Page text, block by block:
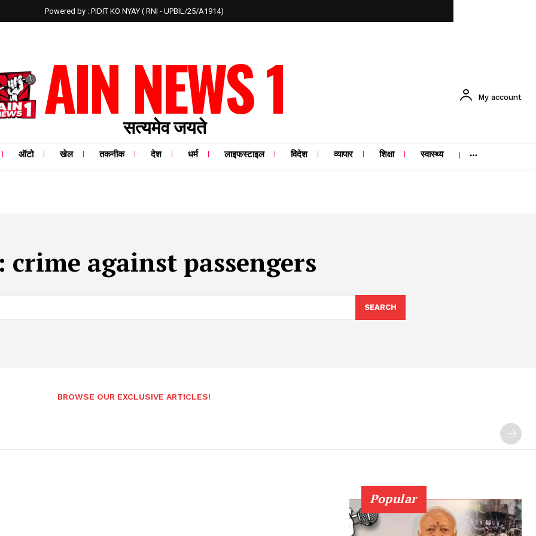
Powered by : PIDIT KO NYAY ( RNI - UPBIL/25/A1914)
AIN NEWS 1
सत्यमेव जयते
My account
ऑटो खेल तकनीक देश धर्म लाइफस्टाइल विदेश व्यापार शिक्षा स्वास्थ्य
crime against passengers
SEARCH
BROWSE OUR EXCLUSIVE ARTICLES!
Popular